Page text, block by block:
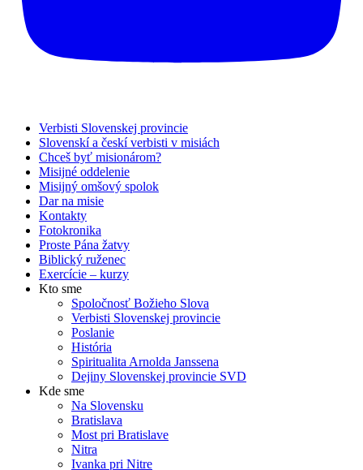
Verbisti Slovenskej provincie
Slovenskí a českí verbisti v misiách
Chceš byť misionárom?
Misijné oddelenie
Misijný omšový spolok
Dar na misie
Kontakty
Fotokronika
Proste Pána žatvy
Biblický ruženec
Exercície – kurzy
Kto sme
Spoločnosť Božieho Slova
Verbisti Slovenskej provincie
Poslanie
História
Spiritualita Arnolda Janssena
Dejiny Slovenskej provincie SVD
Kde sme
Na Slovensku
Bratislava
Most pri Bratislave
Nitra
Ivanka pri Nitre